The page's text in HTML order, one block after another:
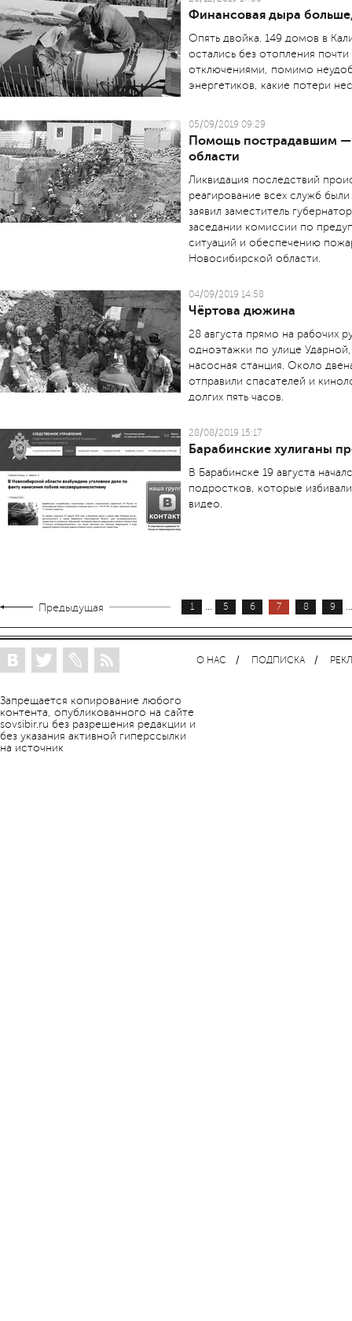
Финансовая дыра
Опять двойка. 149 домов в
остались без отопления
отключениями, помимо
энергетиков, какие потери
05/09/2019 09:29
Помощь пострадавшим —
области
Ликвидация последствий
реагирование всех служб
заявил заместитель
заседании комиссии по
ситуаций и обеспечению
Новосибирской области.
04/09/2019 14:58
Чёртова дюжина
28 августа прямо на рабочих
одноэтажки по улице
насосная станция. Около
отправили спасателей и
долгих пять часов.
28/08/2019 15:17
Барабинские хулиганы
В Барабинске 19 августа
подростков, которые
видео.
Предыдущая 1 ... 5 6 7 8 9 ...
Запрещается копирование любого
контента, опубликованного на сайте
sovsibir.ru без разрешения редакции и
без указания активной гиперссылки
на источник
О НАС ПОДПИСКА